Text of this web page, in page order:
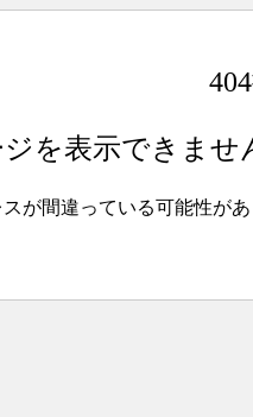
を表示できませ
スが間違っている可能性が